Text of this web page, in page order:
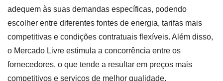
adequem às suas demandas específicas, podendo
escolher entre diferentes fontes de energia, tarifas mais
competitivas e condições contratuais flexíveis. Além disso,
o Mercado Livre estimula a concorrência entre os
fornecedores, o que tende a resultar em preços mais
competitivos e serviços de melhor qualidade.